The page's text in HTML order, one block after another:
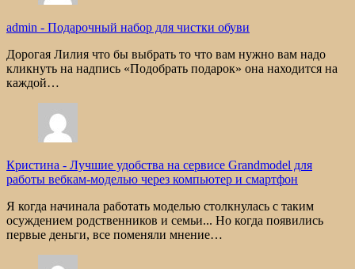
admin - Подарочный набор для чистки обуви
Дорогая Лилия что бы выбрать то что вам нужно вам надо
кликнуть на надпись «Подобрать подарок» она находится на
каждой…
Кристина - Лучшие удобства на сервисе Grandmodel для
работы вебкам-моделью через компьютер и смартфон
Я когда начинала работать моделью столкнулась с таким
осуждением родственников и семьи... Но когда появились
первые деньги, все поменяли мнение…